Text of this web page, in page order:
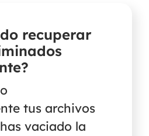
recuperar
tus archivos
vaciado la